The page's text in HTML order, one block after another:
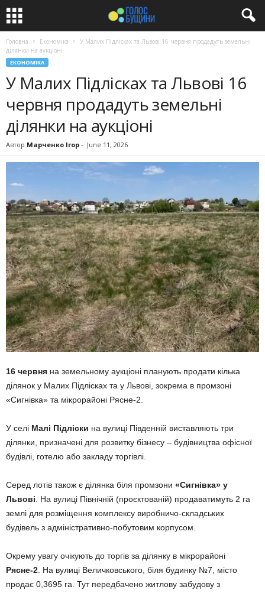
Головна Економіка
У Малих Підлісках та Львові 16 червня продадуть земельні
ділянки на аукціоні
ЕКОНОМІКА
У Малих Підлісках та Львові 16
червня продадуть земельні
ділянки на аукціоні
Автор Марченко Ігор - June 11, 2026
16 червня на земельному аукціоні планують продати кілька
ділянок у Малих Підлісках та у Львові, зокрема в промзоні
«Сигнівка» та мікрорайоні Рясне-2.
У селі Малі Підліски на вулиці Південній виставляють три
ділянки, призначені для розвитку бізнесу – будівництва офісної
будівлі, готелю або закладу торгівлі.
Серед лотів також є ділянка біля промзони «Сигнівка» у
Львові . На вулиці Північній (проєктованій) продаватимуть 2 га
землі для розміщення комплексу виробничо-складських
будівель з адміністративно-побутовим корпусом.
Окрему увагу очікують до торгів за ділянку в мікрорайоні
Рясне-2 . На вулиці Величковського, біля будинку №7, місто
продає 0,3695 га. Тут передбачено житлову забудову з